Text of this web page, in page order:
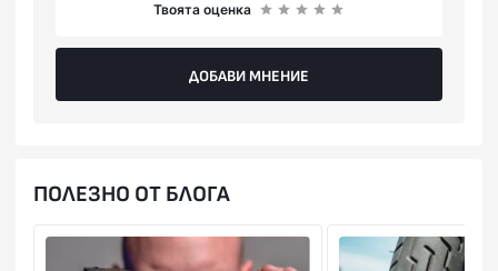
Твоята оценка
ДОБАВИ МНЕНИЕ
ПОЛЕЗНО ОТ БЛОГА